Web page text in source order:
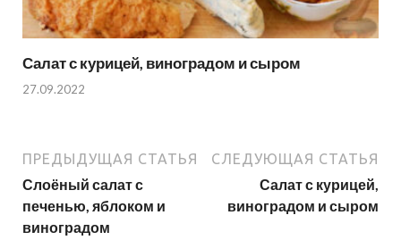
Салат с курицей, виноградом и сыром
27.09.2022
ПРЕДЫДУЩАЯ СТАТЬЯ
Слоёный салат с
печенью, яблоком и
виноградом
СЛЕДУЮЩАЯ СТАТЬЯ
Салат с курицей,
виноградом и сыром